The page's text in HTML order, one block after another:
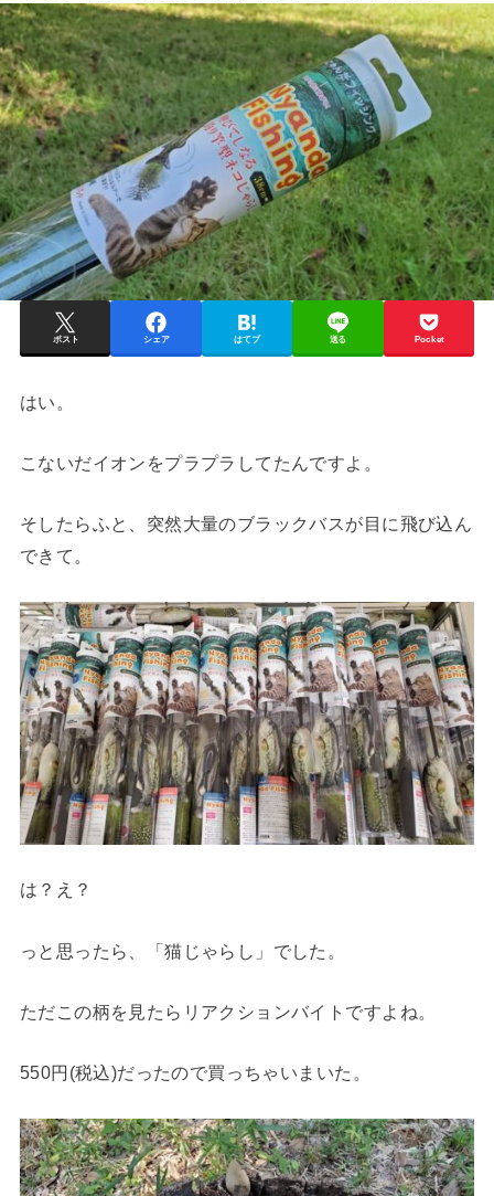
ポスト シェア はてブ 送る Pocket
はい。
こないだイオンをプラプラしてたんですよ。
そしたらふと、突然大量のブラックバスが目に飛び込ん
できて。
は？え？
っと思ったら、「猫じゃらし」でした。
ただこの柄を見たらリアクションバイトですよね。
550円(税込)だったので買っちゃいまいた。